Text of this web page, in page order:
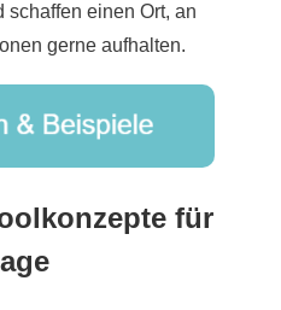
schaffen einen Ort, an
gerne aufhalten.
für